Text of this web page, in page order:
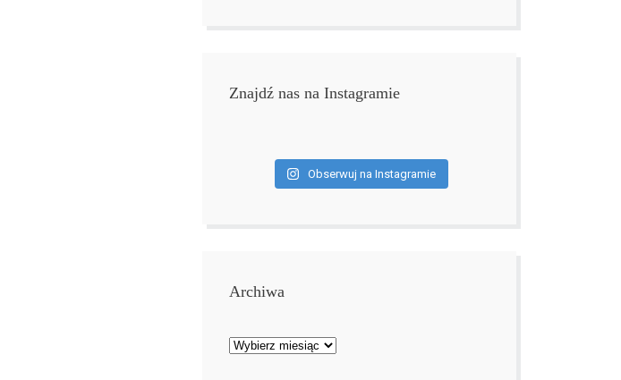
Znajdź nas na Instagramie
Obserwuj na Instagramie
Archiwa
Archiwa